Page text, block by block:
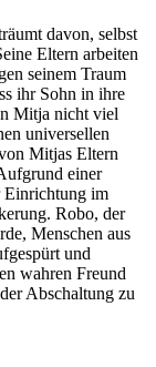
davon, selbst
Eltern arbeiten
seinem Traum
ihr Sohn in ihre
Mitja nicht viel
universellen
Mitjas Eltern
einer
Einrichtung im
Robo, der
Menschen aus
und
wahren Freund
Abschaltung zu